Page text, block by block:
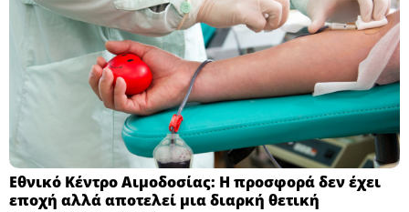
Εθνικό Κέντρο Αιμοδοσίας: H προσφορά δεν έχει
εποχή αλλά αποτελεί μια διαρκή θετική